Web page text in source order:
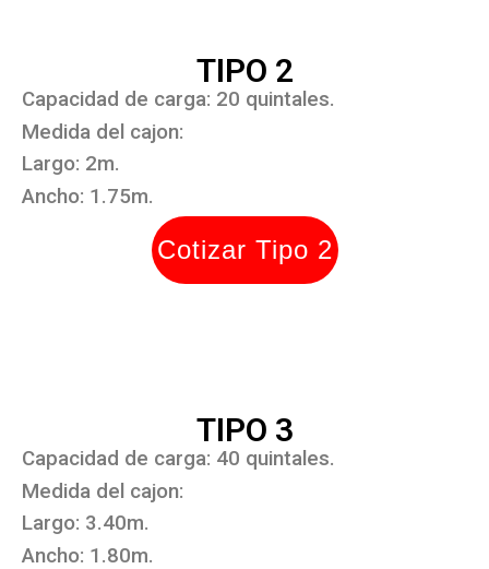
TIPO 2
Capacidad de carga: 20 quintales.
Medida del cajon:
Largo: 2m.
Ancho: 1.75m.
Cotizar Tipo 2
TIPO 3
Capacidad de carga: 40 quintales.
Medida del cajon:
Largo: 3.40m.
Ancho: 1.80m.